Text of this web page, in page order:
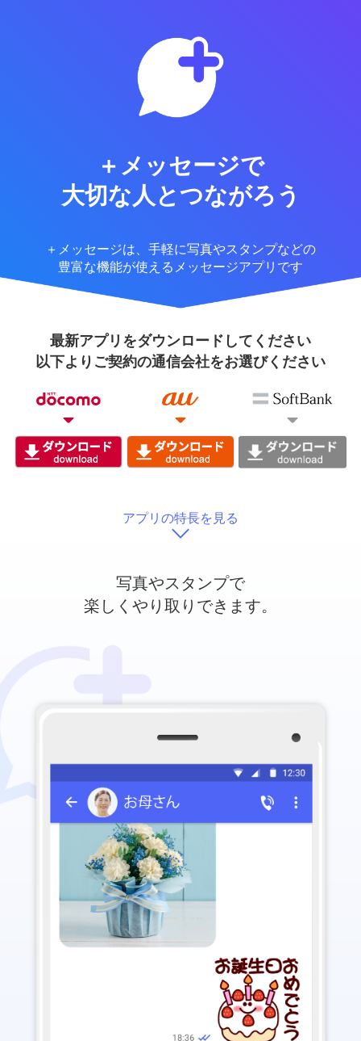
＋メッセージで
大切な人とつながろう
＋メッセージは、手軽に写真やスタンプなどの
豊富な機能が使えるメッセージアプリです
最新アプリをダウンロードしてください
以下よりご契約の通信会社をお選びください
アプリの特長を見る
写真やスタンプで
楽しくやり取りできます。